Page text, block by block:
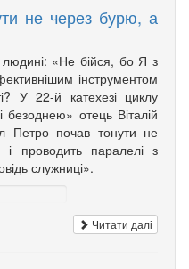
не через бурю, а
«Не бійся, бо Я з
інструментом
У 22-й катехезі циклу
отець Віталій
Петро почав тонути не
проводить паралелі з
служниці».
Читати далі